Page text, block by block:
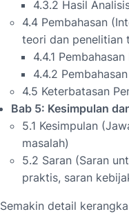
4.3.2 Hasil
4.4 Pembahasan
teori dan penelitian
4.4.1 Pembahasan
4.4.2
4.5 Keterbatasan
Bab 5: Kesimpulan
5.1 Kesimpulan
masalah)
5.2 Saran (Saran
praktis, saran
Semakin detail